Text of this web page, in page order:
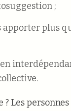
;
plus
? Les